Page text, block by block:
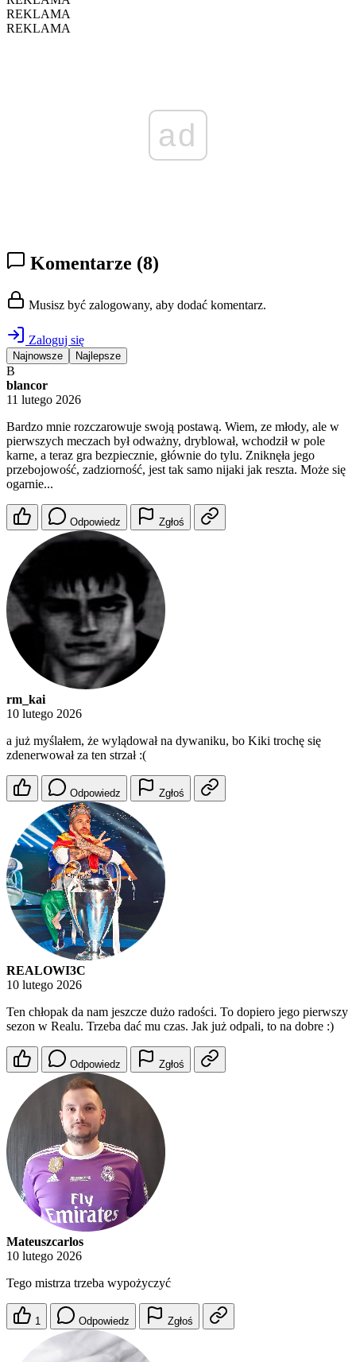
REKLAMA
REKLAMA
ad
Komentarze (8)
Musisz być zalogowany, aby dodać komentarz.
Zaloguj się
Najnowsze Najlepsze
B
blancor
11 lutego 2026
Bardzo mnie rozczarowuje swoją postawą. Wiem, ze młody, ale w
pierwszych meczach był odważny, dryblował, wchodził w pole
karne, a teraz gra bezpiecznie, głównie do tylu. Zniknęła jego
przebojowość, zadziorność, jest tak samo nijaki jak reszta. Może się
ogarnie...
Odpowiedz Zgłoś
rm_kai
10 lutego 2026
a już myślałem, że wylądował na dywaniku, bo Kiki trochę się
zdenerwował za ten strzał :(
Odpowiedz Zgłoś
REALOWI3C
10 lutego 2026
Ten chłopak da nam jeszcze dużo radości. To dopiero jego pierwszy
sezon w Realu. Trzeba dać mu czas. Jak już odpali, to na dobre :)
Odpowiedz Zgłoś
Mateuszcarlos
10 lutego 2026
Tego mistrza trzeba wypożyczyć
1 Odpowiedz Zgłoś